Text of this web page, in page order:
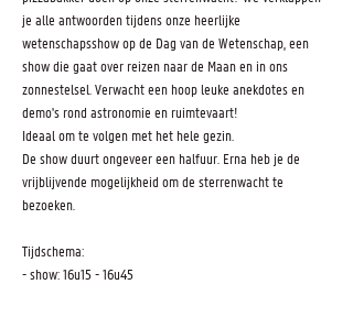
je alle antwoorden tijdens onze heerlijke
wetenschapsshow op de Dag van de Wetenschap, een
show die gaat over reizen naar de Maan en in ons
zonnestelsel. Verwacht een hoop leuke anekdotes en
demo's rond astronomie en ruimtevaart!
Ideaal om te volgen met het hele gezin.
De show duurt ongeveer een halfuur. Erna heb je de
vrijblijvende mogelijkheid om de sterrenwacht te
bezoeken.
Tijdschema:
- show: 16u15 - 16u45